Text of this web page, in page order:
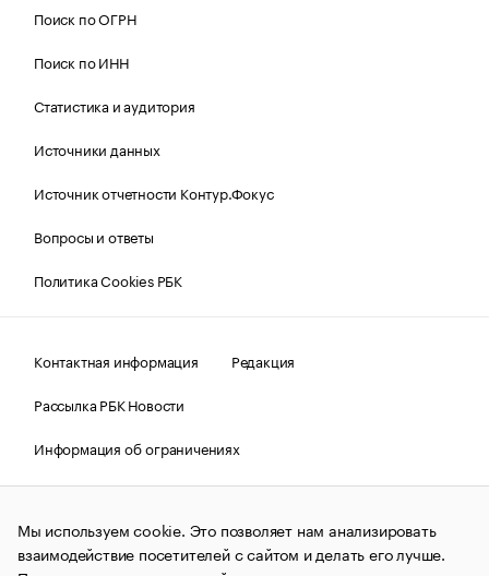
Поиск по ОГРН
Поиск по ИНН
Статистика и аудитория
Источники данных
Источник отчетности Контур.Фокус
Вопросы и ответы
Политика Cookies РБК
Контактная информация
Редакция
Рассылка РБК Новости
Информация об ограничениях
Правовая информация
О соблюдении авторских прав
© АО «РОСБИЗНЕСКОНСАЛТИНГ»,1995–2026.Сообщения
и материалы информационного агентства «РБК»
(зарегистрировано Федеральной службой по надзору в сфере
Мы используем cookie. Это позволяет нам анализировать
взаимодействие посетителей с сайтом и делать его лучше.